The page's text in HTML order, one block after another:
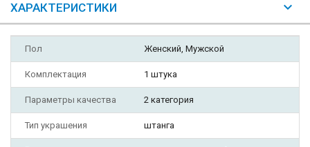
ХАРАКТЕРИСТИКИ
Пол Женский, Мужской
Комплектация 1 штука
Параметры качества 2 категория
Тип украшения штанга